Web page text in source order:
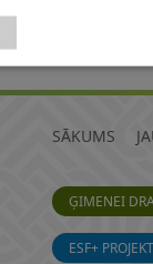
SĀKUMS
ĢIMENEI
ESF+